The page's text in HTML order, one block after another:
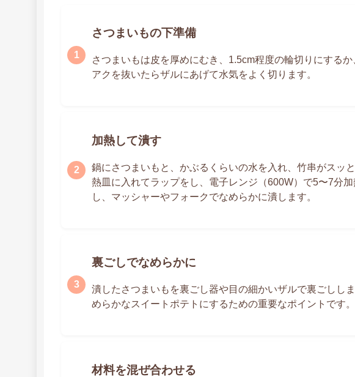
さつまいもの下準備
さつまいもは皮を厚めにむき、1.5cm程度の輪切りにする
アクを抜いたらザルにあげて水気をよく切ります。
加熱して潰す
鍋にさつまいもと、かぶるくらいの水を入れ、竹串がスッ
熱皿に入れてラップをし、電子レンジ（600W）で5〜7分
し、マッシャーやフォークでなめらかに潰します。
裏ごしでなめらかに
潰したさつまいもを裏ごし器や目の細かいザルで裏ごしし
めらかなスイートポテトにするための重要なポイントです。
材料を混ぜ合わせる